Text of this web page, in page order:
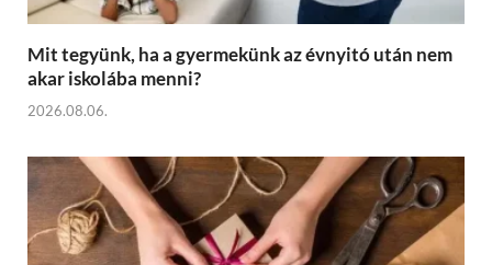
Mit tegyünk, ha a gyermekünk az évnyitó után nem
akar iskolába menni?
2026.08.06.